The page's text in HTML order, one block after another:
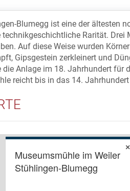
Blumegg ist eine der ältesten
Rarität.
Auf diese Weise wurden
Gipsgestein zerkleinert und
Anlage im 18. Jahrhundert für
reicht bis in das 14.
Museumsmühle im Weiler
Stühlingen-Blumegg
×